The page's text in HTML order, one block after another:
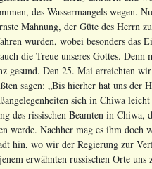
des Wassermangels
Mahnung, der Güte des Herrn
wurden, wobei besonders das
die Treue unseres Gottes.
gesund. Den 25. Mai erreichten
sagen: „Bis hierher hat uns der
sich in Chiwa
des rissischen Beamten in
werde. Nachher mag es ihm
hin, wo wir der Regierung zur
erwähnten russischen Orte